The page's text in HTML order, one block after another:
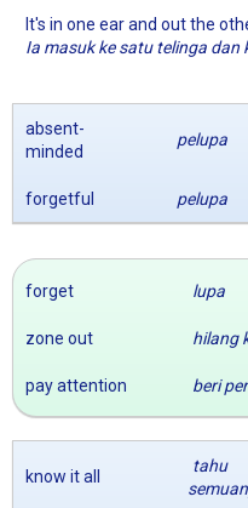
It's in one ear and out the
Ia masuk ke satu telinga dan
absent-
minded
pelupa
forgetful pelupa
forget lupa
zone out hilang
pay attention beri
know it all
tahu